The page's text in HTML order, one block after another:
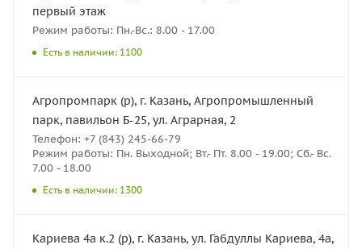
первый этаж
Режим работы: Пн.-Вс.: 8.00 - 17.00
Есть в наличии: 1100
Агропромпарк (р), г. Казань, Агропромышленный
парк, павильон Б-25, ул. Аграрная, 2
Телефон: +7 (843) 245-66-79
Режим работы: Пн. Выходной; Вт.- Пт. 8.00 - 19.00; Сб.- Вс.
7.00 - 18.00
Есть в наличии: 1300
Кариева 4а к.2 (р), г. Казань, ул. Габдуллы Кариева, 4а,